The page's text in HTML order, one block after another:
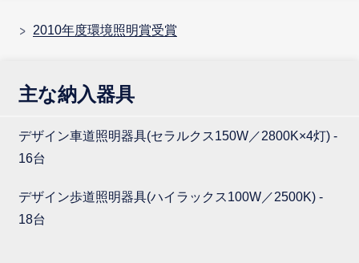
2010年度環境照明賞受賞
主な納入器具
デザイン車道照明器具(セラルクス150W／2800K×4灯) -
16台
デザイン歩道照明器具(ハイラックス100W／2500K) -
18台